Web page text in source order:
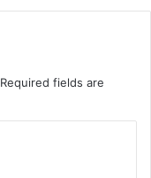
Required fields are